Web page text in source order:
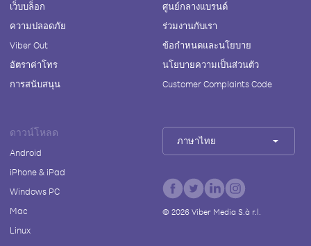
เว็บบล็อก
ความปลอดภัย
Viber Out
อัตราค่าโทร
การสนับสนุน
ศูนย์กลางแบรนด์
ร่วมงานกับเรา
ข้อกำหนดและนโยบาย
นโยบายความเป็นส่วนตัว
Customer Complaints Code
ดาวน์โหลด
Android
iPhone & iPad
Windows PC
Mac
Linux
ภาษาไทย
© 2026Viber Media S.à r.l.